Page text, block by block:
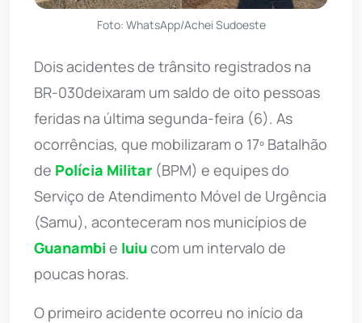
Foto: WhatsApp/Achei Sudoeste
Dois acidentes de trânsito registrados na
BR-030deixaram um saldo de oito pessoas
feridas na última segunda-feira (6). As
ocorrências, que mobilizaram o 17º Batalhão
de Polícia Militar (BPM) e equipes do
Serviço de Atendimento Móvel de Urgência
(Samu), aconteceram nos municípios de
Guanambi e Iuiucom um intervalo de
poucas horas.
O primeiro acidente ocorreu no início da